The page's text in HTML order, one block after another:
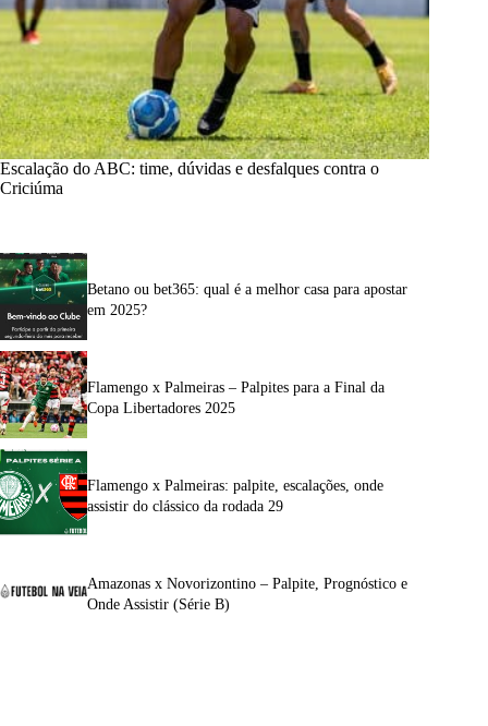
Escalação do ABC: time, dúvidas e desfalques contra o
Criciúma
Betano ou bet365: qual é a melhor casa para apostar
em 2025?
Flamengo x Palmeiras – Palpites para a Final da
Copa Libertadores 2025
Flamengo x Palmeiras: palpite, escalações, onde
assistir do clássico da rodada 29
Amazonas x Novorizontino – Palpite, Prognóstico e
Onde Assistir (Série B)